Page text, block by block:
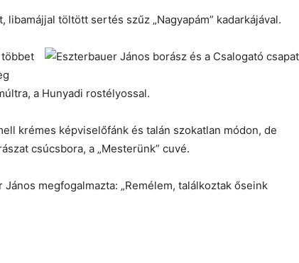
libamájjal töltött sertés szűz „Nagyapám” kadarkájával.
többet
a Hunyadi rostélyossal.
krémes képviselőfánk és talán szokatlan módon, de
csúcsbora, a „Mesterünk” cuvé.
megfogalmazta: „Remélem, találkoztak őseink